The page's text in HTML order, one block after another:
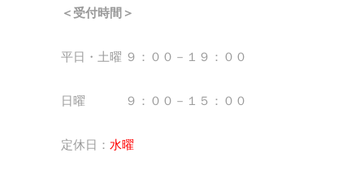
＜受付時間＞
平日・土曜 ９：００－１９：００
日曜 ９：００－１５：００
定休日： 水曜